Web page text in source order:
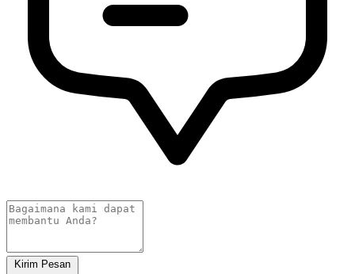
Kirim Pesan